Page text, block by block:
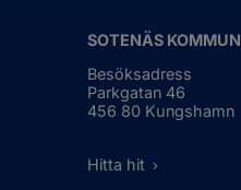
SOTENÄS KOMMUN
Besöksadress
Parkgatan 46
456 80 Kungshamn
Hitta hit